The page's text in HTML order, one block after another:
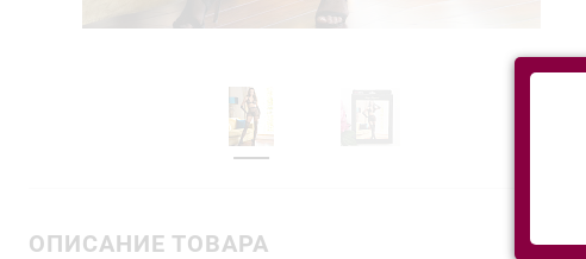
ОПИСАНИЕ ТОВАРА